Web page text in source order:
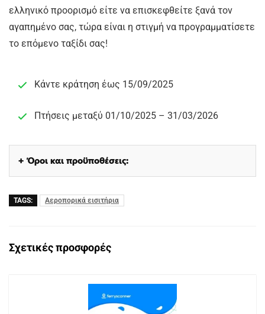
ελληνικό προορισμό είτε να επισκεφθείτε ξανά τον
αγαπημένο σας, τώρα είναι η στιγμή να προγραμματίσετε
το επόμενο ταξίδι σας!
Κάντε κράτηση έως 15/09/2025
Πτήσεις μεταξύ 01/10/2025 – 31/03/2026
Όροι και προϋποθέσεις:
TAGS: Αεροπορικά εισιτήρια
Σχετικές προσφορές